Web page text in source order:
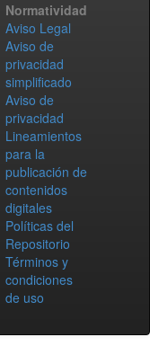
Normatividad
Aviso Legal
Aviso de
privacidad
simplificado
Aviso de
privacidad
Lineamientos
para la
publicación de
contenidos
digitales
Políticas del
Repositorio
Términos y
condiciones
de uso